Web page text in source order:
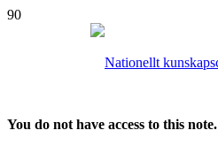
You do not have access to this note.